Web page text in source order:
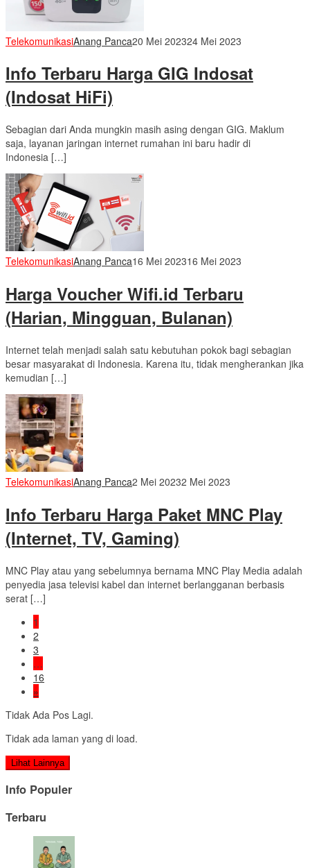
TelekomunikasiAnang Panca20 Mei 202324 Mei 2023
Info Terbaru Harga GIG Indosat
(Indosat HiFi)
Sebagian dari Anda mungkin masih asing dengan GIG. Maklum
saja, layanan jaringan internet rumahan ini baru hadir di
Indonesia […]
TelekomunikasiAnang Panca16 Mei 202316 Mei 2023
Harga Voucher Wifi.id Terbaru
(Harian, Mingguan, Bulanan)
Internet telah menjadi salah satu kebutuhan pokok bagi sebagian
besar masyarakat di Indonesia. Karena itu, tidak mengherankan jika
kemudian […]
TelekomunikasiAnang Panca2 Mei 20232 Mei 2023
Info Terbaru Harga Paket MNC Play
(Internet, TV, Gaming)
MNC Play atau yang sebelumnya bernama MNC Play Media adalah
penyedia jasa televisi kabel dan internet berlangganan berbasis
serat […]
1
2
3
…
16
»
Tidak Ada Pos Lagi.
Tidak ada laman yang di load.
Lihat Lainnya
Info Populer
Terbaru